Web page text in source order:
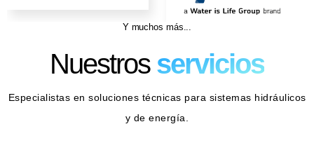
Y muchos más...
Nuestros servicios
Especialistas en soluciones técnicas para sistemas hidráulicos
y de energía.